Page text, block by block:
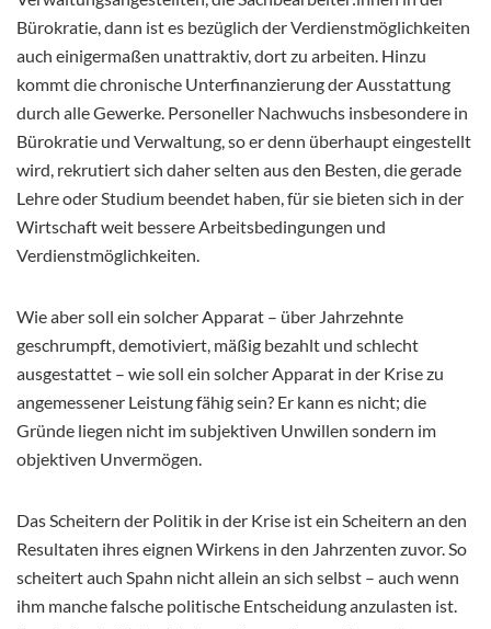
Bürokratie, dann ist es bezüglich der Verdienstmöglichkeiten
auch einigermaßen unattraktiv, dort zu arbeiten. Hinzu
kommt die chronische Unterfinanzierung der Ausstattung
durch alle Gewerke. Personeller Nachwuchs insbesondere in
Bürokratie und Verwaltung, so er denn überhaupt eingestellt
wird, rekrutiert sich daher selten aus den Besten, die gerade
Lehre oder Studium beendet haben, für sie bieten sich in der
Wirtschaft weit bessere Arbeitsbedingungen und
Verdienstmöglichkeiten.
Wie aber soll ein solcher Apparat – über Jahrzehnte
geschrumpft, demotiviert, mäßig bezahlt und schlecht
ausgestattet – wie soll ein solcher Apparat in der Krise zu
angemessener Leistung fähig sein? Er kann es nicht; die
Gründe liegen nicht im subjektiven Unwillen sondern im
objektiven Unvermögen.
Das Scheitern der Politik in der Krise ist ein Scheitern an den
Resultaten ihres eignen Wirkens in den Jahrzenten zuvor. So
scheitert auch Spahn nicht allein an sich selbst – auch wenn
ihm manche falsche politische Entscheidung anzulasten ist.